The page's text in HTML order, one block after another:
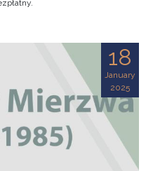
18
January
2025